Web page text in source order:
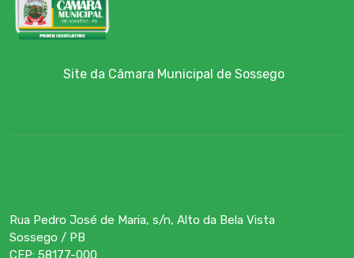
Site da Câmara Municipal de Sossego
Rua Pedro José de Maria, s/n, Alto da Bela Vista
Sossego / PB
CEP: 58177-000